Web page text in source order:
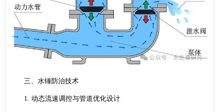
三、水锤防治技术
1. 动态流速调控与管道优化设计